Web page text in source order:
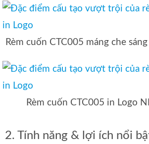
Rèm cuốn CTC005 máng che
Rèm cuốn CTC005 in Logo
2. Tính năng & lợi ích nổi